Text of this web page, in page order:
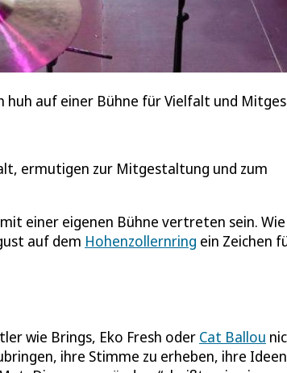
huh auf einer Bühne für Vielfalt und
ermutigen zur Mitgestaltung und zum
mit einer eigenen Bühne vertreten sein. Wie
auf dem Hohenzollernring ein Zeichen
wie Brings, Eko Fresh oder Cat Ballou
ihre Stimme zu erheben, ihre Ideen